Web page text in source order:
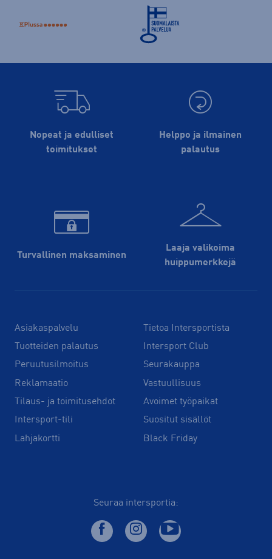
Nopeat ja edulliset
toimitukset
Helppo ja ilmainen
palautus
Turvallinen maksaminen
Laaja valikoima
huippu­merkkejä
Asiakaspalvelu
Tuotteiden palautus
Peruutusilmoitus
Reklamaatio
Tilaus- ja toimitusehdot
Intersport-tili
Lahjakortti
Tietoa Intersportista
Intersport Club
Seurakauppa
Vastuullisuus
Avoimet työpaikat
Suositut sisällöt
Black Friday
Seuraa intersportia: